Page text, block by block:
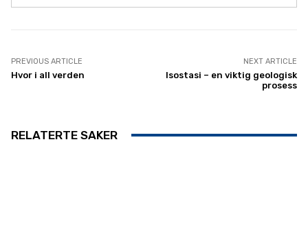
PREVIOUS ARTICLE
Hvor i all verden
NEXT ARTICLE
Isostasi – en viktig geologisk
prosess
RELATERTE SAKER